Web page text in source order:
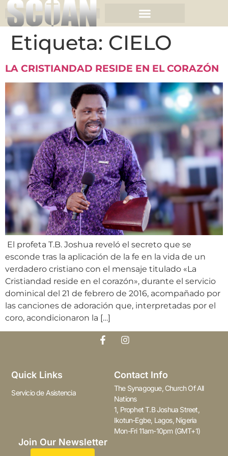
Etiqueta: CIELO
LA CRISTIANDAD RESIDE EN EL CORAZÓN
El profeta T.B. Joshua reveló el secreto que se
esconde tras la aplicación de la fe en la vida de un
verdadero cristiano con el mensaje titulado «La
Cristiandad reside en el corazón», durante el servicio
dominical del 21 de febrero de 2016, acompañado por
las canciones de adoración que, interpretadas por el
coro, acondicionaron la […]
Quick Links
Servicio de Asistencia
Contact Info
The Synagogue, Church Of All
Nations
1, Prophet T.B Joshua Street,
Ikotun-Egbe, Lagos, Nigeria
Mon-Fri 11am-10pm (GMT+1)
Join Our Newsletter